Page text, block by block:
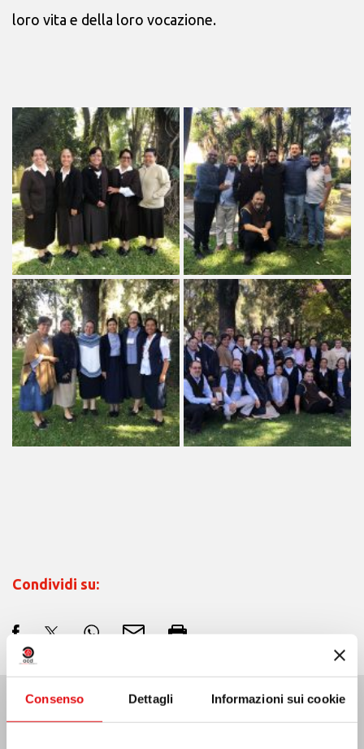
Consenso Dettagli Informazioni sui cookie
loro vita e della loro vocazione.
Condividi su:
Ultime Notizie: